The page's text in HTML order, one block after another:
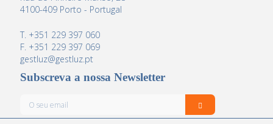
4100-409 Porto - Portugal
T. +351 229 397 060
F. +351 229 397 069
gestluz@gestluz.pt
Subscreva a nossa Newsletter